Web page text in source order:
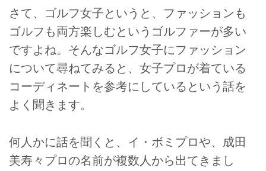
さて、ゴルフ女子というと、ファッションも
ゴルフも両方楽しむというゴルファーが多い
ですよね。そんなゴルフ女子にファッション
について尋ねてみると、女子プロが着ている
コーディネートを参考にしているという話を
よく聞きます。
何人かに話を聞くと、イ・ボミプロや、成田
美寿々プロの名前が複数人から出てきまし